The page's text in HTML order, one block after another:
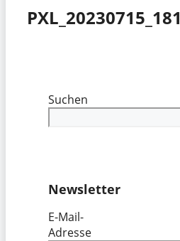
Suchen
Newsletter
E-Mail-
Adresse